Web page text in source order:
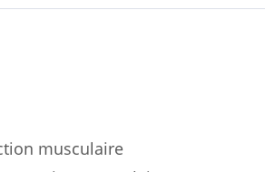
musculaire